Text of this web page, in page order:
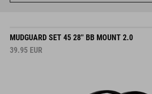
MUDGUARD SET 45 28'' BB MOUNT 2.0
39.95 EUR